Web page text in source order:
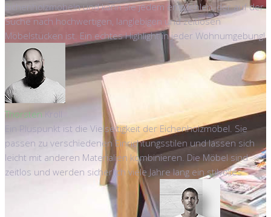
Eichenholzmöbeln und kann sie jedem empfehlen, der auf der
Suche nach hochwertigen, langlebigen und zeitlosen
Möbelstücken ist. Ein echtes Highlight in jeder Wohnumgebung!
ThorstenKroll
Ein Pluspunkt ist die Vielseitigkeit der Eichenholzmöbel. Sie
passen zu verschiedenen Einrichtungsstilen und lassen sich
leicht mit anderen Materialien kombinieren. Die Möbel sind
zeitlos und werden sicherlich viele Jahre lang ein stilvolles